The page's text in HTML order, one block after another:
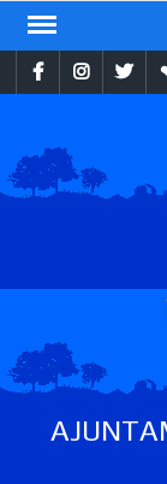
Skip
contentFacebook